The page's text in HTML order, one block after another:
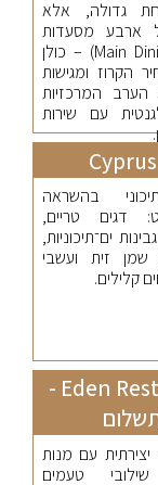
גדולה, אלא
ארבע מסעדות
עיקריות (Main Dining) – כולן
הקרוז ומגישות
הערב המרכזיות
עם שירות
בהשראה
דגים טריים,
ים־תיכוניות,
זית ועשבי
קלילים.
Eden Restaurant -
עם מנות
שילובי טעמים